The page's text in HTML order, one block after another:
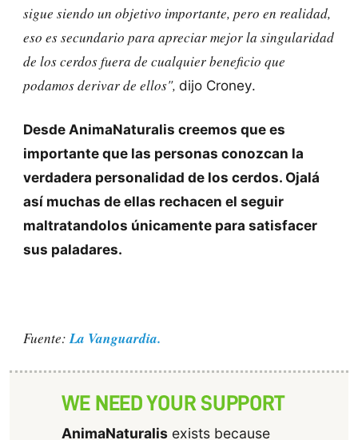
sigue siendo un objetivo importante, pero en realidad,
eso es secundario para apreciar mejor la singularidad
de los cerdos fuera de cualquier beneficio que
podamos derivar de ellos", dijo Croney.
Desde AnimaNaturalis creemos que es
importante que las personas conozcan la
verdadera personalidad de los cerdos. Ojalá
así muchas de ellas rechacen el seguir
maltratandolos únicamente para satisfacer
sus paladares.
Fuente:La Vanguardia.
WE NEED YOUR SUPPORT
AnimaNaturalisexists because